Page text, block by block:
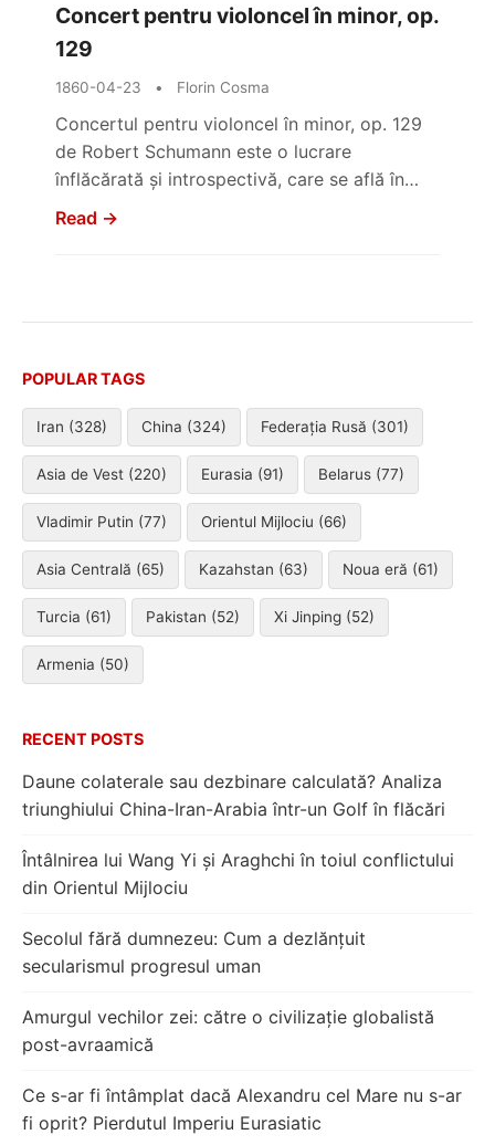
Concert pentru violoncel în minor, op.
129
1860-04-23 • Florin Cosma
Concertul pentru violoncel în minor, op. 129
de Robert Schumann este o lucrare
înflăcărată și introspectivă, care se află în…
Read →
POPULAR TAGS
Iran (328) China (324) Federația Rusă (301)
Asia de Vest (220) Eurasia (91) Belarus (77)
Vladimir Putin (77) Orientul Mijlociu (66)
Asia Centrală (65) Kazahstan (63) Noua eră (61)
Turcia (61) Pakistan (52) Xi Jinping (52)
Armenia (50)
RECENT POSTS
Daune colaterale sau dezbinare calculată? Analiza
triunghiului China-Iran-Arabia într-un Golf în flăcări
Întâlnirea lui Wang Yi și Araghchi în toiul conflictului
din Orientul Mijlociu
Secolul fără dumnezeu: Cum a dezlănțuit
secularismul progresul uman
Amurgul vechilor zei: către o civilizație globalistă
post-avraamică
Ce s-ar fi întâmplat dacă Alexandru cel Mare nu s-ar
fi oprit? Pierdutul Imperiu Eurasiatic